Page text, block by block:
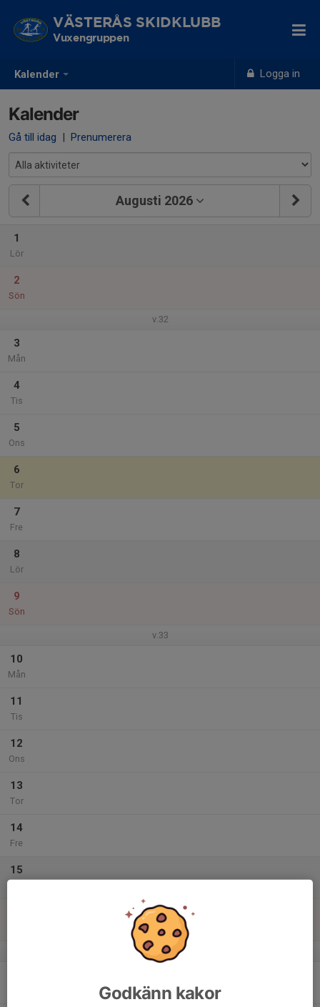
Kalender Logga in
VÄSTERÅS SKIDKLUBB
Vuxengruppen
Kalender
Gå till idag | Prenumerera
Augusti 2026
1
Lör
2
Sön
v.32
3
Mån
4
Tis
5
Ons
6
Tor
7
Fre
8
Lör
9
Sön
v.33
10
Mån
11
Tis
12
Ons
13
Tor
14
Fre
15
v.34
Godkänn kakor